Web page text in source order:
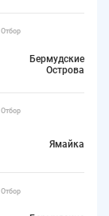
Бермудские
Острова
Ямайка